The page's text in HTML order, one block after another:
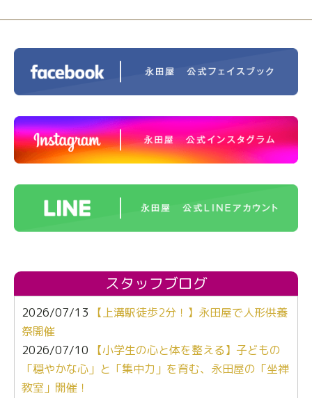
スタッフブログ
2026/07/13
【上溝駅徒歩2分！】永田屋で人形供養
祭開催
2026/07/10
【小学生の心と体を整える】子どもの
「穏やかな心」と「集中力」を育む、永田屋の「坐禅
教室」開催！